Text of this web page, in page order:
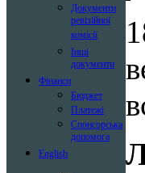
Документи
ревізійної
комісії
Інші
документи
Фінанси
Бюджет
Платежі
Спонсорська
допомога
English